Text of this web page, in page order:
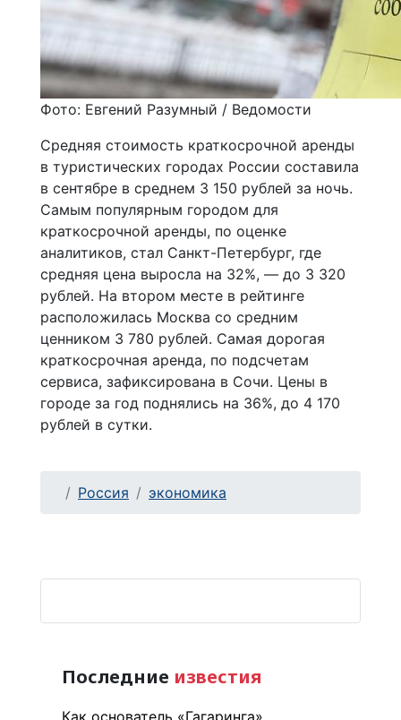
Фото: Евгений Разумный / Ведомости
Средняя стоимость краткосрочной аренды
в туристических городах России составила
в сентябре в среднем 3 150 рублей за ночь.
Самым популярным городом для
краткосрочной аренды, по оценке
аналитиков, стал Санкт-Петербург, где
средняя цена выросла на 32%, — до 3 320
рублей. На втором месте в рейтинге
расположилась Москва со средним
ценником 3 780 рублей. Самая дорогая
краткосрочная аренда, по подсчетам
сервиса, зафиксирована в Сочи. Цены в
городе за год поднялись на 36%, до 4 170
рублей в сутки.
Россия экономика
Последние известия
Как основатель «Гагаринга»